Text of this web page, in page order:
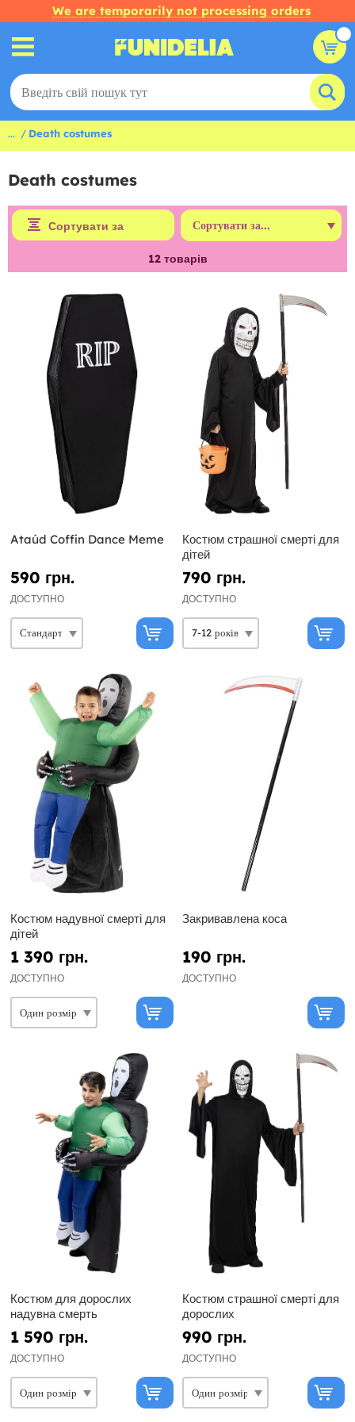
We are temporarily not processing orders
... Death costumes
Death costumes
Сортувати за
12товарів
Ataúd Coffin Dance Meme
590 грн.
ДОСТУПНО
Костюм страшної смерті для
дітей
790 грн.
ДОСТУПНО
Костюм надувної смерті для
дітей
1 390 грн.
ДОСТУПНО
Закривавлена коса
190 грн.
ДОСТУПНО
Костюм для дорослих
надувна смерть
1 590 грн.
ДОСТУПНО
Костюм страшної смерті для
дорослих
990 грн.
ДОСТУПНО